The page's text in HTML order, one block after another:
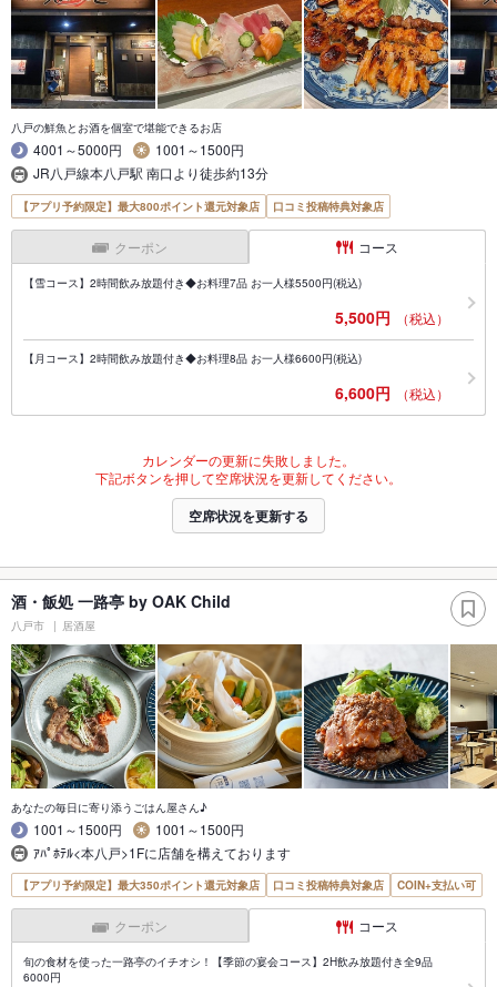
八戸の鮮魚とお酒を個室で堪能できるお店
4001～5000円
1001～1500円
JR八戸線本八戸駅 南口より徒歩約13分
【アプリ予約限定】最大800ポイント還元対象店 口コミ投稿特典対象店
クーポン コース
【雪コース】2時間飲み放題付き◆お料理7品 お一人様5500円(税込)
5,500円 （税込）
【月コース】2時間飲み放題付き◆お料理8品 お一人様6600円(税込)
6,600円 （税込）
カレンダーの更新に失敗しました。
下記ボタンを押して空席状況を更新してください。
空席状況を更新する
酒・飯処 一路亭 by OAK Child
八戸市 居酒屋
あなたの毎日に寄り添うごはん屋さん♪
1001～1500円
1001～1500円
ｱﾊﾟﾎﾃﾙ<本八戸>1Fに店舗を構えております
【アプリ予約限定】最大350ポイント還元対象店 口コミ投稿特典対象店 COIN+支払い可
クーポン コース
旬の食材を使った一路亭のイチオシ！【季節の宴会コース】2H飲み放題付き全9品
6000円